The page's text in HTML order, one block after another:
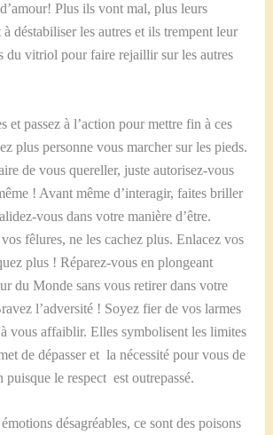
Plus ils vont mal, plus leurs
à déstabiliser les autres et ils trempent leur
du vitriol pour faire rejaillir sur les autres
et passez à l’action pour mettre fin à ces
plus personne vous marcher sur les pieds.
de vous quereller, juste autorisez-vous
! Avant même d’interagir, faites briller
vous dans votre manière d’être.
fêlures, ne les cachez plus. Enlacez vos
plus ! Réparez-vous en plongeant
du Monde sans vous retirer dans votre
l’adversité ! Soyez fier de vos larmes
vous affaiblir. Elles symbolisent les limites
de dépasser et la nécessité pour vous de
puisque le respect est outrepassé.
désagréables, ce sont des poisons